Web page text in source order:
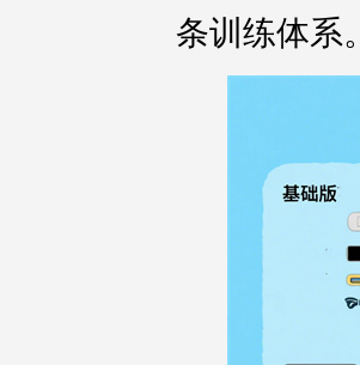
条训练体系。